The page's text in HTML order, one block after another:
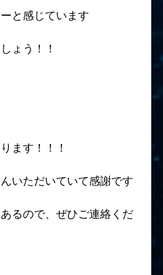
と感じています
ょう！！
ます！！！
いただいていて感謝です
るので、ぜひご連絡くだ